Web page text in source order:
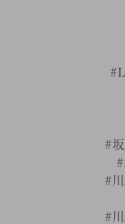
#
#
#